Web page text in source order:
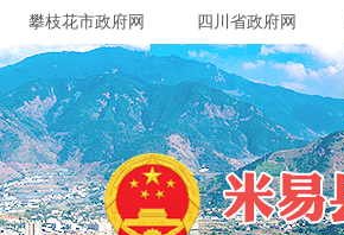
攀枝花市政府网 四川省政府网